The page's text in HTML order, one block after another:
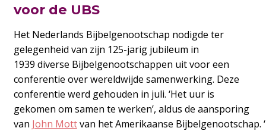
voor de UBS
Het Nederlands Bijbelgenootschap nodigde ter
gelegenheid van zijn 125-jarig jubileum in
1939 diverse Bijbelgenootschappen uit voor een
conferentie over wereldwijde samenwerking. Deze
conferentie werd gehouden in juli. ‘Het uur is
gekomen om samen te werken’, aldus de aansporing
van John Mottvan het Amerikaanse Bijbelgenootschap.